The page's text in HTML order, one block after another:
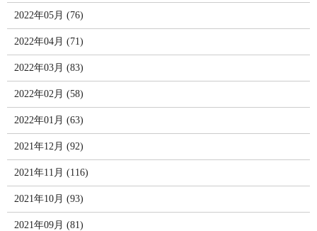
2022年05月 (76)
2022年04月 (71)
2022年03月 (83)
2022年02月 (58)
2022年01月 (63)
2021年12月 (92)
2021年11月 (116)
2021年10月 (93)
2021年09月 (81)